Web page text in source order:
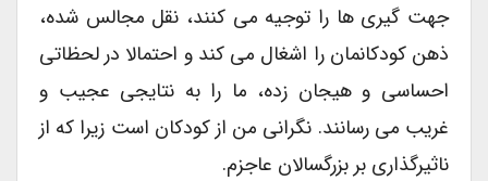
جهت گیری ها را توجیه می کنند، نقل مجالس شده،
ذهن کودکانمان را اشغال می کند و احتمالا در لحظاتی
احساسی و هیجان زده، ما را به نتایجی عجیب و
غریب می رسانند. نگرانی من از کودکان است زیرا که از
ناثیرگذاری بر بزرگسالان عاجزم.